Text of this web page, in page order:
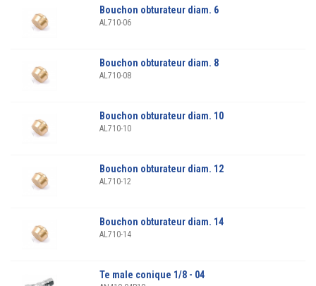
Bouchon obturateur diam. 6
AL710-06
Bouchon obturateur diam. 8
AL710-08
Bouchon obturateur diam. 10
AL710-10
Bouchon obturateur diam. 12
AL710-12
Bouchon obturateur diam. 14
AL710-14
Te male conique 1/8 - 04